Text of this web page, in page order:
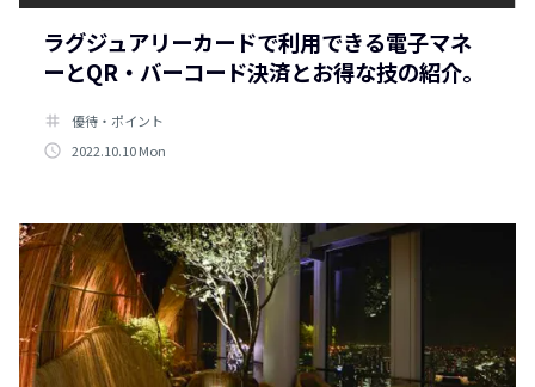
ラグジュアリーカードで利用できる電子マネ
ーとQR・バーコード決済とお得な技の紹介。
tag
優待・ポイント
access_time 2022.10.10 Mon